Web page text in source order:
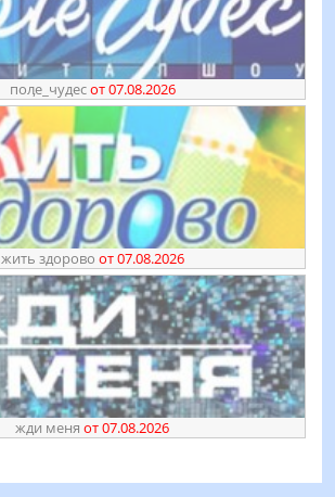
поӆе_чудесот 07.08.2026
жить здорово от 07.08.2026
жди меня от 07.08.2026